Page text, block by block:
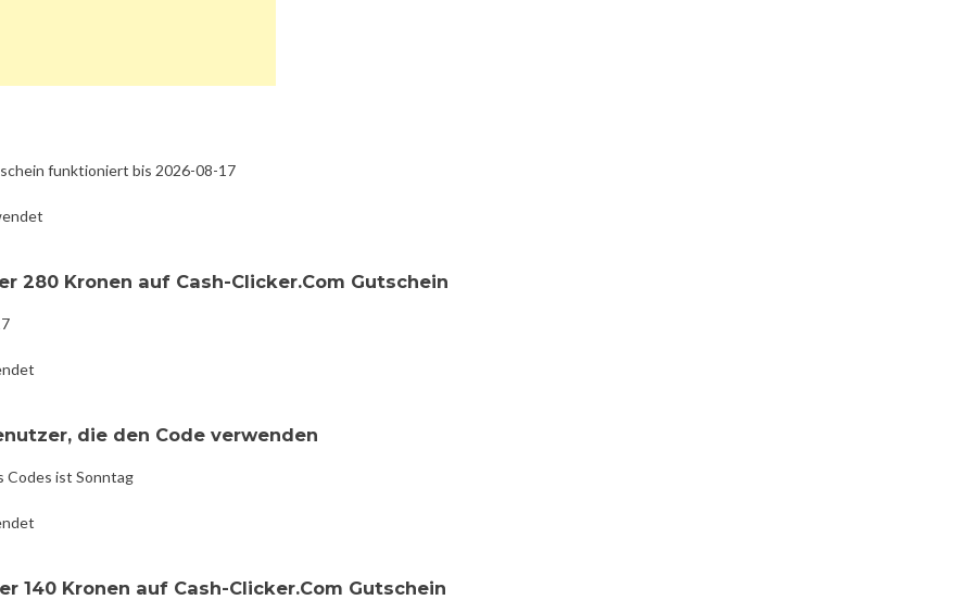
funktioniert bis 2026-08-17
280 Kronen auf Cash-Clicker.Com Gutschein
die den Code verwenden
Codes ist Sonntag
140 Kronen auf Cash-Clicker.Com Gutschein